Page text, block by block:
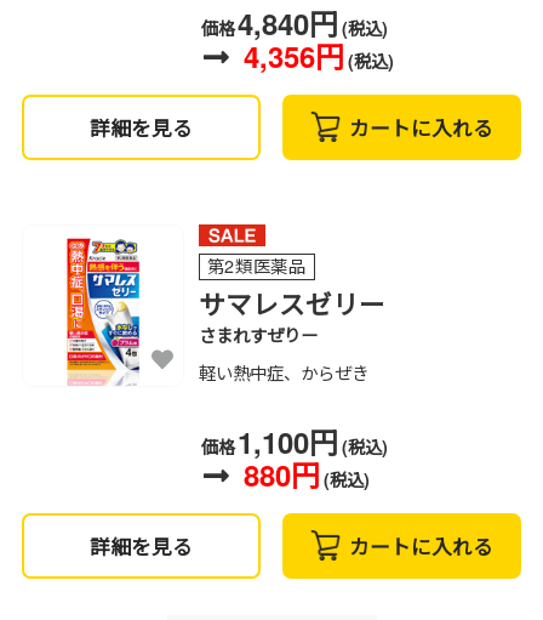
価格4,840円 (税込)
4,356円 (税込)
詳細を見る カートに入れる
第2類医薬品
サマレスゼリー
さまれすぜりー
軽い熱中症、からぜき
価格1,100円 (税込)
880円 (税込)
詳細を見る カートに入れる